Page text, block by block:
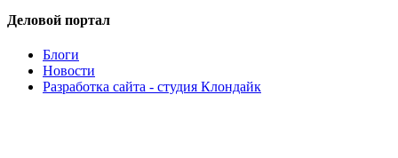
Деловой портал
Блоги
Новости
Разработка сайта - студия Клондайк